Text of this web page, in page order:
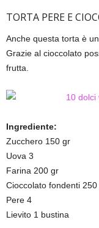
TORTA PERE E
Anche questa torta è
Grazie al cioccolato
frutta.
Ingrediente:
Zucchero 150 gr
Uova 3
Farina 200 gr
Cioccolato fondenti 250
Pere 4
Lievito 1 bustina